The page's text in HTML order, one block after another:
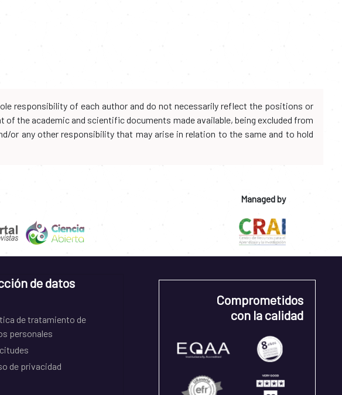
responsibility of each author and do not necessarily reflect the positions or
the academic and scientific documents made available, being excluded from
or any other responsibility that may arise in relation to the same and to hold
Managed by
de datos
de tratamiento de
personales
de privacidad
Comprometidos
con la calidad